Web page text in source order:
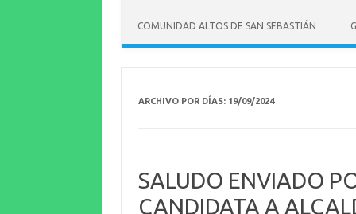
COMUNIDAD ALTOS DE SAN SEBASTIÁN
ARCHIVO POR DÍAS: 19/09/2024
SALUDO ENVIADO
CANDIDATA A